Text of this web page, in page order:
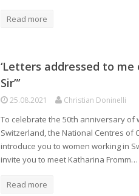
Read more
‘Letters addressed to
Sir”’
25.08.2021 Christian Doninelli
To celebrate the 50th anniversary of
Switzerland, the National Centres of
introduce you to women working in
invite you to meet Katharina Fromm…
Read more